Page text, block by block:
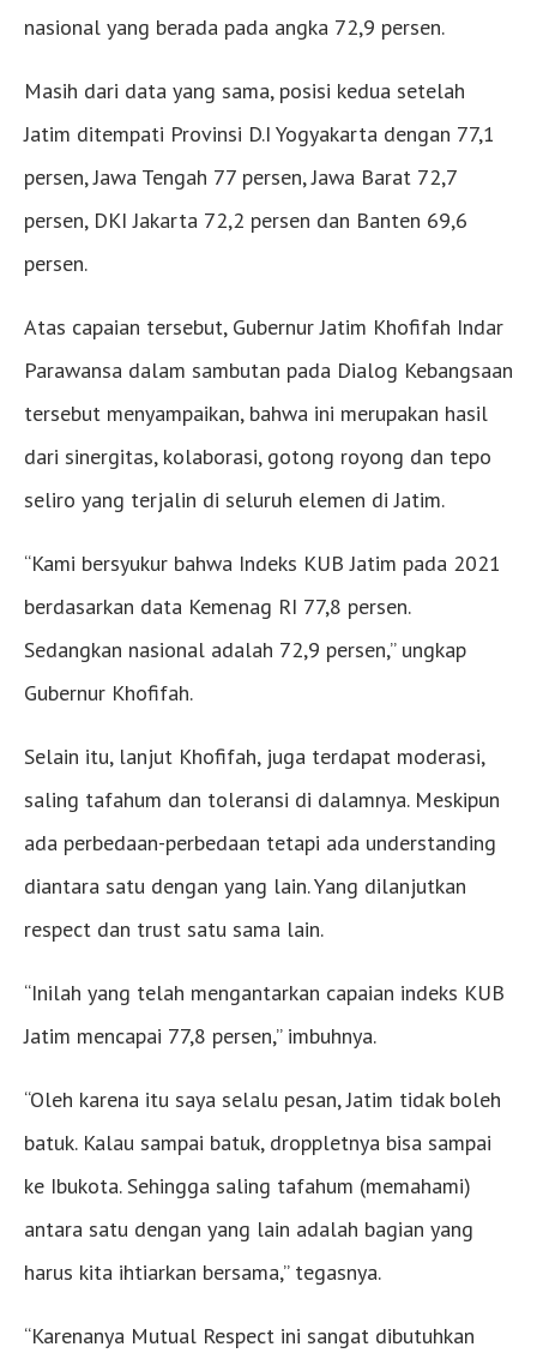
nasional yang berada pada angka 72,9 persen.
Masih dari data yang sama, posisi kedua setelah
Jatim ditempati Provinsi D.I Yogyakarta dengan 77,1
persen, Jawa Tengah 77 persen, Jawa Barat 72,7
persen, DKI Jakarta 72,2 persen dan Banten 69,6
persen.
Atas capaian tersebut, Gubernur Jatim Khofifah Indar
Parawansa dalam sambutan pada Dialog Kebangsaan
tersebut menyampaikan, bahwa ini merupakan hasil
dari sinergitas, kolaborasi, gotong royong dan tepo
seliro yang terjalin di seluruh elemen di Jatim.
“Kami bersyukur bahwa Indeks KUB Jatim pada 2021
berdasarkan data Kemenag RI 77,8 persen.
Sedangkan nasional adalah 72,9 persen,” ungkap
Gubernur Khofifah.
Selain itu, lanjut Khofifah, juga terdapat moderasi,
saling tafahum dan toleransi di dalamnya. Meskipun
ada perbedaan-perbedaan tetapi ada understanding
diantara satu dengan yang lain. Yang dilanjutkan
respect dan trust satu sama lain.
“Inilah yang telah mengantarkan capaian indeks KUB
Jatim mencapai 77,8 persen,” imbuhnya.
“Oleh karena itu saya selalu pesan, Jatim tidak boleh
batuk. Kalau sampai batuk, droppletnya bisa sampai
ke Ibukota. Sehingga saling tafahum (memahami)
antara satu dengan yang lain adalah bagian yang
harus kita ihtiarkan bersama,” tegasnya.
“Karenanya Mutual Respect ini sangat dibutuhkan